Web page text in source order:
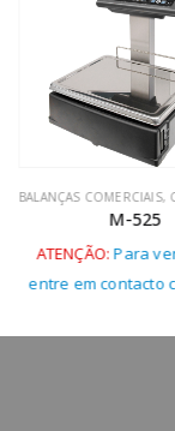
BALANÇAS COMERCIAIS,
M-525
ATENÇÃO: Para
entre em contacto